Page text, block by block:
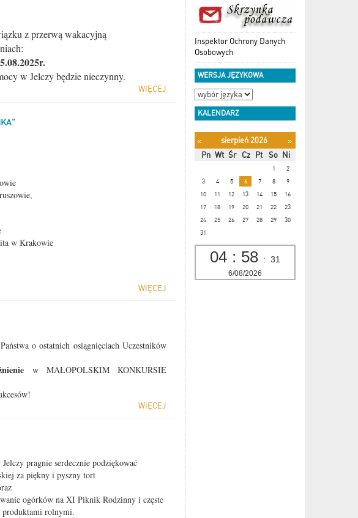
z przerwą wakacyjną
.08.2025r.
w Jelczy będzie nieczynny.
WIĘCEJ
w Krakowie
WIĘCEJ
o ostatnich osiągnięciach Uczestników
w MAŁOPOLSKIM KONKURSIE
WIĘCEJ
pragnie serdecznie podziękować
za piękny i pyszny tort
ogórków na XI Piknik Rodzinny i częste
produktami rolnymi.
Inspektor Ochrony Danych
Osobowych
WERSJA JĘZYKOWA
KALENDARZ
« sierpień 2026
»
Pn Wt Śr Cz Pt So Ni
1
2
3
4 5 6 7 8
9
10
11 12 13 14 15
16
17
18 19 20 21 22
23
24
25 26 27 28 29
30
31
04 : 58 : 32
6/08/2026